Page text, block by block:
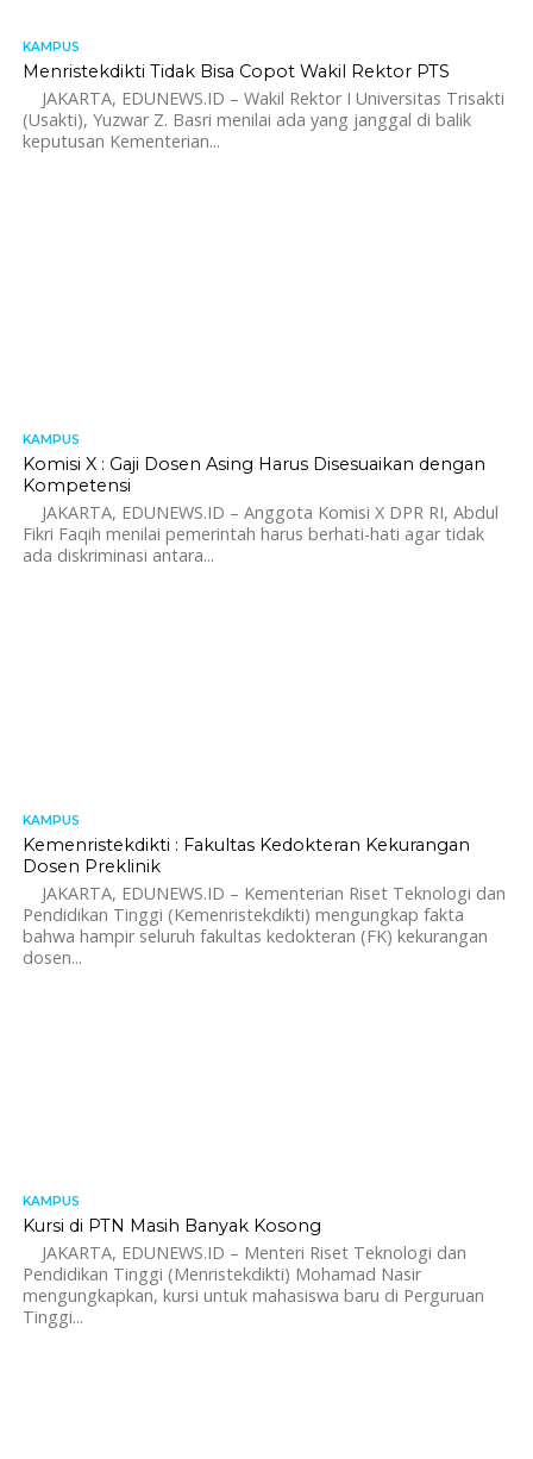
KAMPUS
Menristekdikti Tidak Bisa Copot Wakil Rektor PTS
JAKARTA, EDUNEWS.ID – Wakil Rektor I Universitas Trisakti
(Usakti), Yuzwar Z. Basri menilai ada yang janggal di balik
keputusan Kementerian...
KAMPUS
Komisi X : Gaji Dosen Asing Harus Disesuaikan dengan
Kompetensi
JAKARTA, EDUNEWS.ID – Anggota Komisi X DPR RI, Abdul
Fikri Faqih menilai pemerintah harus berhati-hati agar tidak
ada diskriminasi antara...
KAMPUS
Kemenristekdikti : Fakultas Kedokteran Kekurangan
Dosen Preklinik
JAKARTA, EDUNEWS.ID – Kementerian Riset Teknologi dan
Pendidikan Tinggi (Kemenristekdikti) mengungkap fakta
bahwa hampir seluruh fakultas kedokteran (FK) kekurangan
dosen...
KAMPUS
Kursi di PTN Masih Banyak Kosong
JAKARTA, EDUNEWS.ID – Menteri Riset Teknologi dan
Pendidikan Tinggi (Menristekdikti) Mohamad Nasir
mengungkapkan, kursi untuk mahasiswa baru di Perguruan
Tinggi...